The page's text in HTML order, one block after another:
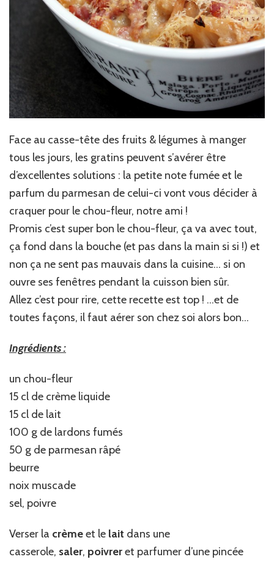
Face au casse-tête des fruits & légumes à manger
tous les jours, les gratins peuvent s’avérer être
d’excellentes solutions : la petite note fumée et le
parfum du parmesan de celui-ci vont vous décider à
craquer pour le chou-fleur, notre ami !
Promis c’est super bon le chou-fleur, ça va avec tout,
ça fond dans la bouche (et pas dans la main si si !) et
non ça ne sent pas mauvais dans la cuisine… si on
ouvre ses fenêtres pendant la cuisson bien sûr.
Allez c’est pour rire, cette recette est top ! …et de
toutes façons, il faut aérer son chez soi alors bon…
Ingrédients :
un chou-fleur
15 cl de crème liquide
15 cl de lait
100 g de lardons fumés
50 g de parmesan râpé
beurre
noix muscade
sel, poivre
Verser la crèmeet le lait dans une
casserole, saler, poivreret parfumer d’une pincée